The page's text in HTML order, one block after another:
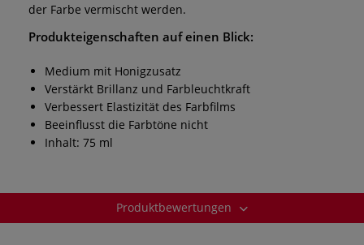
der Farbe vermischt werden.
Produkteigenschaften auf einen Blick:
Medium mit Honigzusatz
Verstärkt Brillanz und Farbleuchtkraft
Verbessert Elastizität des Farbfilms
Beeinflusst die Farbtöne nicht
Inhalt: 75 ml
Produktbewertungen